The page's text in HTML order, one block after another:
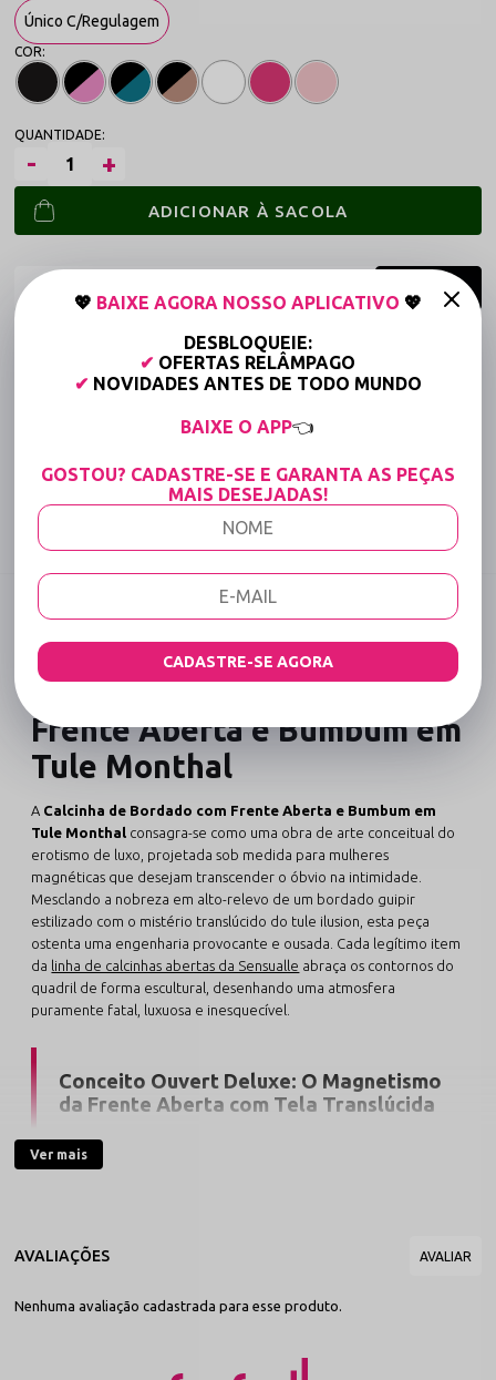
Único C/Regulagem
ADICIONAR À SACOLA
Frete grátis a partir de R$149,90 (Varejo)*
Até 6x Sem Juros (Varejo)
15% OFF para Compras Acima de R$400,00 (Varejo)
Tabela de medidas
Compartilhe:
Calcinha de Bordado com
Frente Aberta e Bumbum em
Tule Monthal
A Calcinha de Bordado com Frente Aberta e Bumbum em
Tule Monthal consagra-se como uma obra de arte conceitual do
erotismo de luxo, projetada sob medida para mulheres
magnéticas que desejam transcender o óbvio na intimidade.
Mesclando a nobreza em alto-relevo de um bordado guipir
estilizado com o mistério translúcido do tule ilusion, esta peça
ostenta uma engenharia provocante e ousada. Cada legítimo item
da linha de calcinhas abertas da Sensualle abraça os contornos do
quadril de forma escultural, desenhando uma atmosfera
puramente fatal, luxuosa e inesquecível.
Conceito Ouvert Deluxe: O Magnetismo
da Frente Aberta com Tela Translúcida
em sua arquitetura de fetiche refinado: uma abertura
glúteos em uma camada contínua e macia de tule
transparente, entregando um caimento anatômico
conforto sofisticado.
Ver mais
Nenhuma avaliação cadastrada para esse produto.
💖 BAIXE AGORA NOSSO APLICATIVO 💖
DESBLOQUEIE:
✔ OFERTAS RELÂMPAGO
✔ NOVIDADES ANTES DE TODO MUNDO
BAIXE O APP👈
GOSTOU? CADASTRE-SE E GARANTA AS PEÇAS
MAIS DESEJADAS!
CADASTRE-SE AGORA